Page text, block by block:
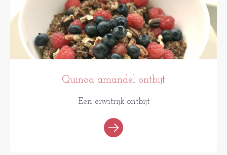
Quinoa amandel ontbijt
Een eiwitrijk ontbijt